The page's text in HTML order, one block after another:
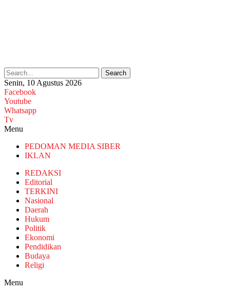
Search
Senin, 10 Agustus 2026
Facebook
Youtube
Whatsapp
Tv
Menu
PEDOMAN MEDIA SIBER
IKLAN
REDAKSI
Editorial
TERKINI
Nasional
Daerah
Hukum
Politik
Ekonomi
Pendidikan
Budaya
Religi
Menu